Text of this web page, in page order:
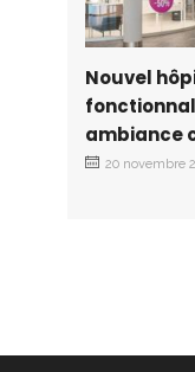
Nouvel
ambiance
20 novembre